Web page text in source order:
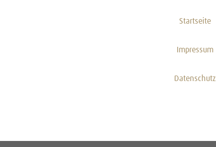
Startseite
Impressum
Datenschutz